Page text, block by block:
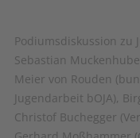
Podiumsdiskussion zu
Sebastian
Meier von Rouden
Jugendarbeit bOJA),
Christof Buchegger